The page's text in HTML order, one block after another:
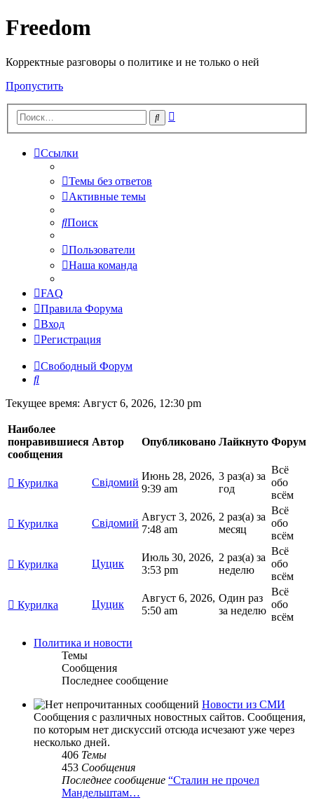
Freedom
Корректные разговоры о политике и не только о ней
Пропустить
Поиск
Ссылки
Темы без ответов
Активные темы
Поиск
Пользователи
Наша команда
FAQ
Правила Форума
Вход
Регистрация
Свободный Форум
Поиск
Текущее время: Август 6, 2026, 12:30 pm
Наиболее
понравившиеся
сообщения
Автор Опубликовано Лайкнуто Форум
Курилка Свідомий
Июнь 28, 2026,
9:39 am
3 раз(а) за
год
Всё
обо
всём
Курилка Свідомий
Август 3, 2026,
7:48 am
2 раз(а) за
месяц
Всё
обо
всём
Курилка Цуцик
Июль 30, 2026,
3:53 pm
2 раз(а) за
неделю
Всё
обо
всём
Курилка Цуцик
Август 6, 2026,
5:50 am
Один раз
за неделю
Всё
обо
всём
Политика и новости
Темы
Сообщения
Последнее сообщение
Новости из СМИ
Сообщения с различных новостных сайтов. Сообщения,
по которым нет дискуссий отсюда исчезают уже через
несколько дней.
406 Темы
453 Сообщения
Последнее сообщение “Сталин не прочел
Мандельштам…